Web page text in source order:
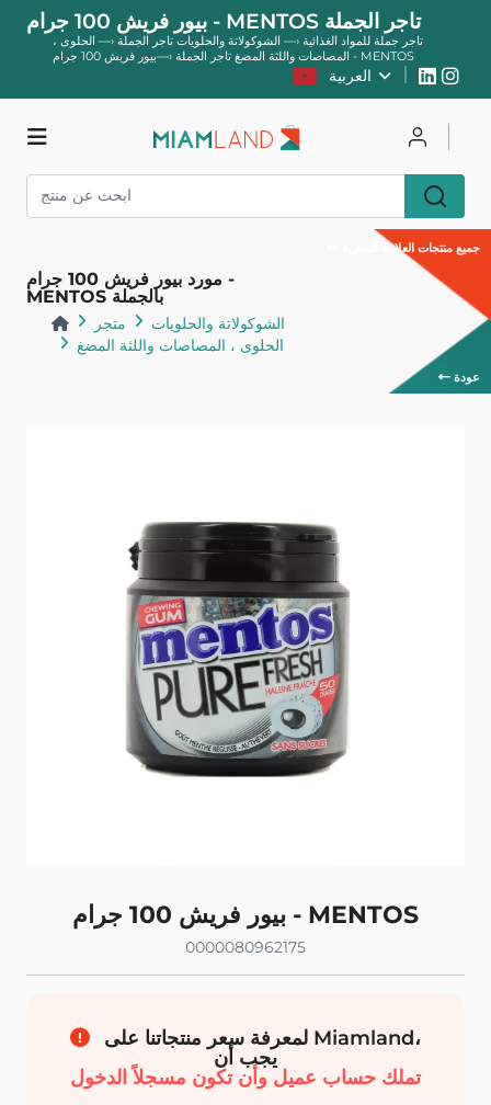
بيور فريش 100 جرام - MENTOS تاجر الجملة
تاجر جملة للمواد الغذائية —› الشوكولاتة والحلويات تاجر الجملة—› الحلوى ،
المصاصات واللثة المضغ تاجر الجملة—› بيور فريش 100 جرام - MENTOS
العربية
مورد بيور فريش 100 جرام -
MENTOS بالجملة
متجر
الشوكولاتة والحلويات
الحلوى ، المصاصات واللثة المضغ
جميع منتجات العلامة التجارية
عودة
بيور فريش 100 جرام - MENTOS
0000080962175
يجب أن
تملك حساب عميل وأن تكون مسجلاً الدخول
متجر